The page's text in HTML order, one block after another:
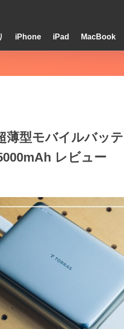
iPhone iPad MacBook
薄型モバイルバッ
レビュー